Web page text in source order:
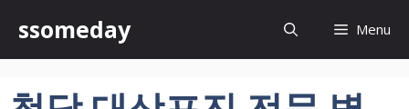
츠
건
ssomeday Menu